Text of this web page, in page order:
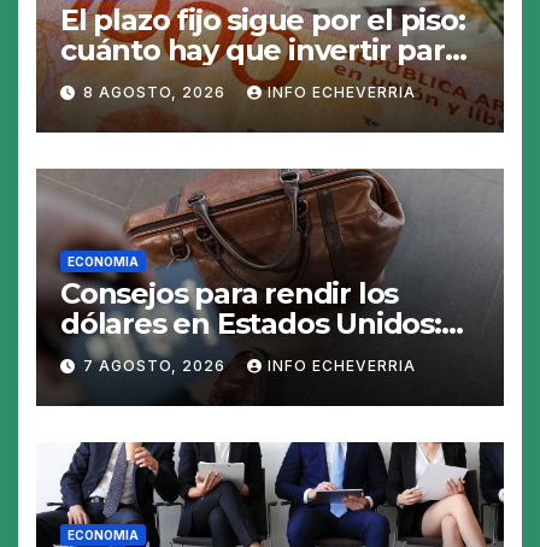
El plazo fijo sigue por el piso:
cuánto hay que invertir para
generar $50.000 en 30 días
8 AGOSTO, 2026 INFO ECHEVERRIA
ECONOMIA
Consejos para rendir los
dólares en Estados Unidos:
claves para no gastar de más
en el viaje
7 AGOSTO, 2026 INFO ECHEVERRIA
ECONOMIA